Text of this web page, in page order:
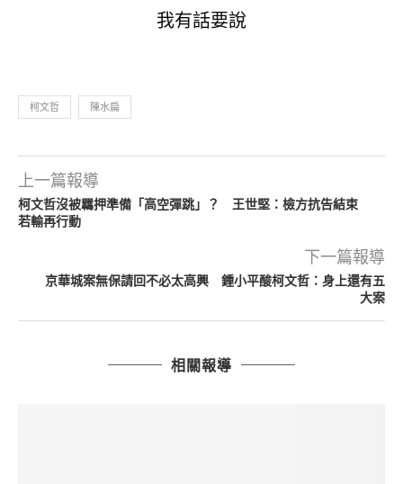
我有話要說
柯文哲 陳水扁
上一篇報導
柯文哲沒被羈押準備「高空彈跳」？ 王世堅：檢方抗告結束
若輸再行動
下一篇報導
京華城案無保請回不必太高興 鍾小平酸柯文哲：身上還有五
大案
相關報導